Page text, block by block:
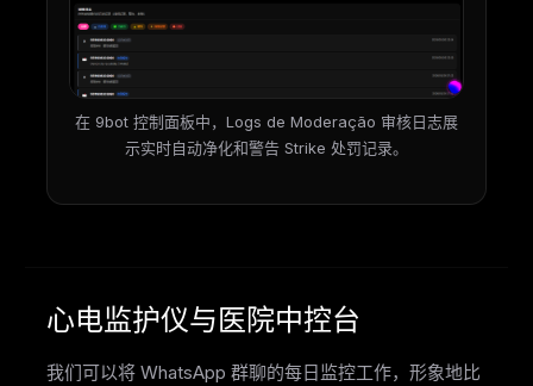
在 9bot 控制面板中，Logs de Moderação 审核日志展
示实时自动净化和警告 Strike 处罚记录。
心电监护仪与医院中控台
我们可以将 WhatsApp 群聊的每日监控工作，形象地比